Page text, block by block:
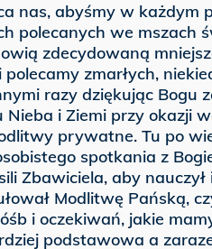
nas, abyśmy w każdym
polecanych we mszach
zdecydowaną
zmarłych,
razy dziękując Bogu
Nieba i Ziemi przy okazji
prywatne. Tu po
spotkania z
Zbawiciela, aby
Modlitwę Pańską,
i oczekiwań, jakie
podstawowa a